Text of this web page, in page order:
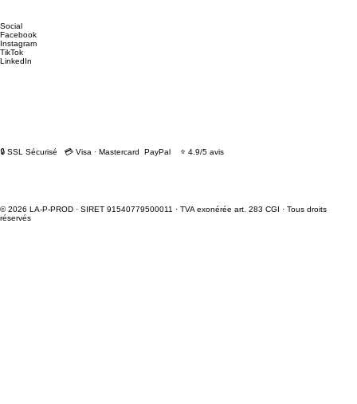
Social
Facebook
Instagram
TikTok
LinkedIn
© 2026 LA-P-PROD · SIRET 91540779500011 · TVA exonérée art. 283 CGI · Tous droits
réservés
🔒 SSL Sécurisé 💳 Visa · Mastercard PayPal ⭐ 4.9/5 avis